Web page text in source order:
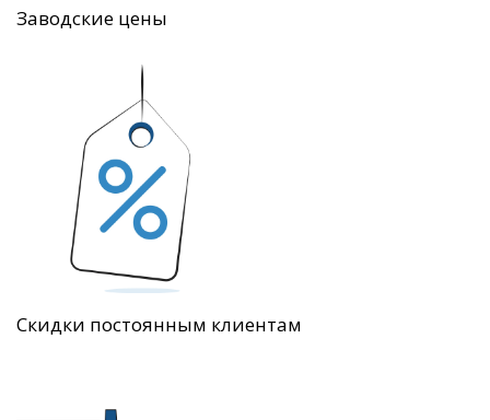
Заводские цены
Скидки постоянным клиентам